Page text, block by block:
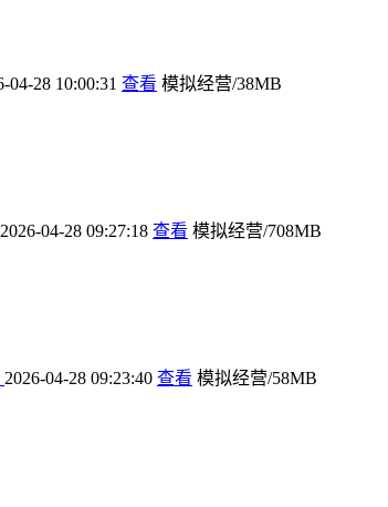
04-28 10:00:31 查看 模拟经营/38MB
2026-04-28 09:27:18 查看 模拟经营/708MB
2026-04-28 09:23:40 查看 模拟经营/58MB